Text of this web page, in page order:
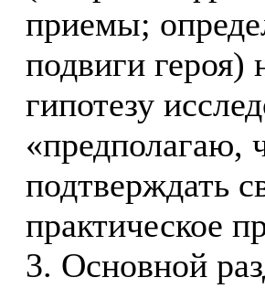
приемы;
подвиги героя)
гипотезу
«предполагаю,
подтверждать
практическое
3. Основной